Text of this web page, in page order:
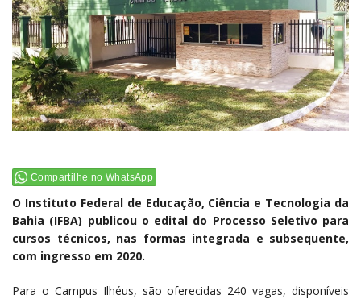
Compartilhe no WhatsApp
O Instituto Federal de Educação, Ciência e Tecnologia da
Bahia (IFBA) publicou o edital do Processo Seletivo para
cursos técnicos, nas formas integrada e subsequente,
com ingresso em 2020.
Para o Campus Ilhéus, são oferecidas 240 vagas, disponíveis